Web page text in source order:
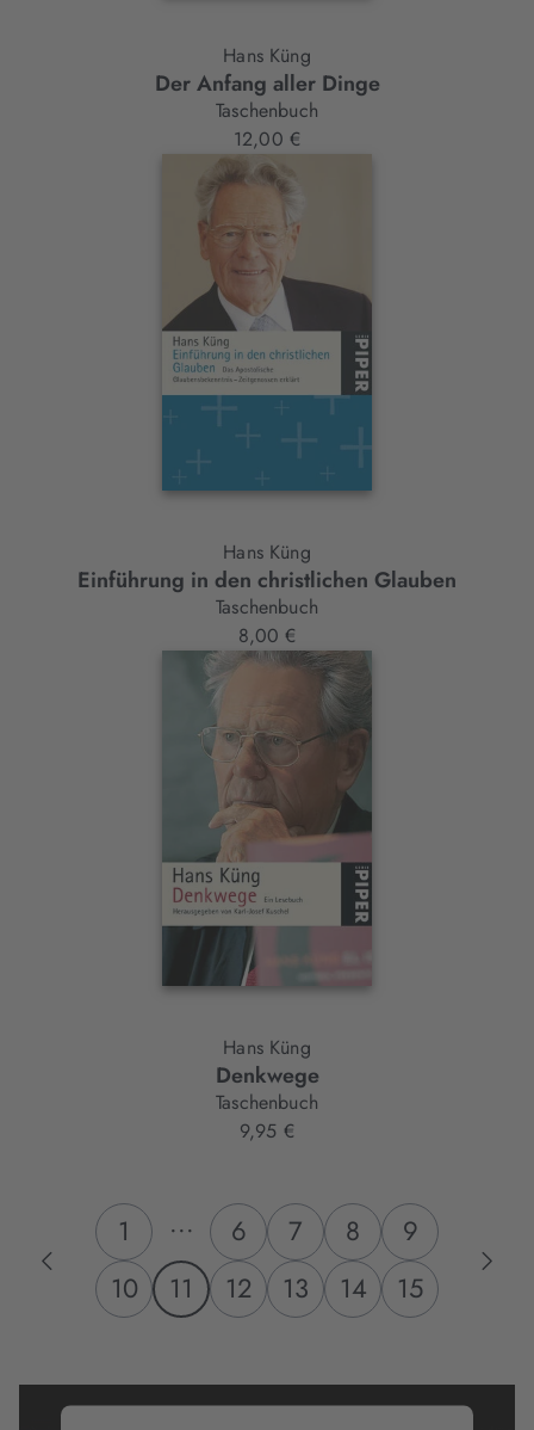
Hans Küng
Der Anfang aller Dinge
Taschenbuch
12,00 €
Hans Küng
Einführung in den christlichen Glauben
Taschenbuch
8,00 €
Hans Küng
Denkwege
Taschenbuch
9,95 €
1 ... 6 7 8
9
10
11 12 13 14 15